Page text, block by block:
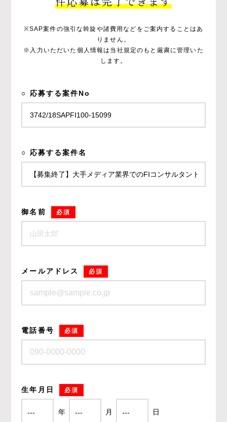
※SAP案件の強引な斡旋や諸費用などをご案内することはあ
りません。
※入力いただいた個人情報は当社規定のもと厳粛に管理いた
します。
○ 応募する案件No
○ 応募する案件名
御名前 必須
メールアドレス 必須
電話番号 必須
生年月日 必須
年 月 日